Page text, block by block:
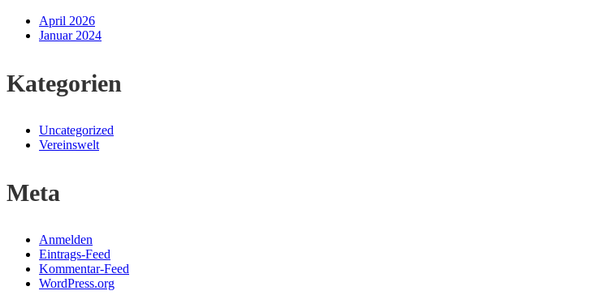
April 2026
Januar 2024
Kategorien
Uncategorized
Vereinswelt
Meta
Anmelden
Eintrags-Feed
Kommentar-Feed
WordPress.org